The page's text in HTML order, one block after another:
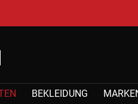
BEKLEIDUNG